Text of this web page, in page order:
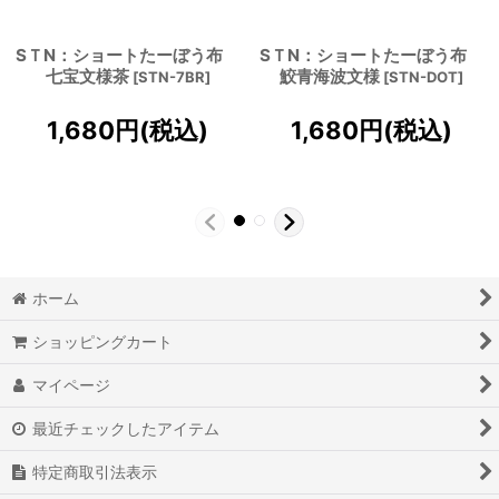
SＴN：ショートたーぼう布
七宝文様茶 [STN-7BR]
1,680円(税込)
SＴN：ショートたーぼう布
鮫青海波文様 [STN-DOT]
1,680円(税込)
ホーム
ショッピングカート
マイページ
最近チェックしたアイテム
特定商取引法表示